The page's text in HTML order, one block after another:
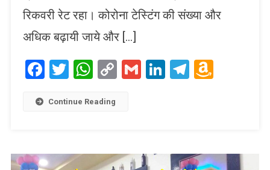
रिकवरी रेट रहा। कोरोना टेस्टिंग की संख्या और
अधिक बढ़ायी जाये और […]
Facebook
TwitterWhatsApp
CopyGmailLinkedIn
Telegram
Continue Reading